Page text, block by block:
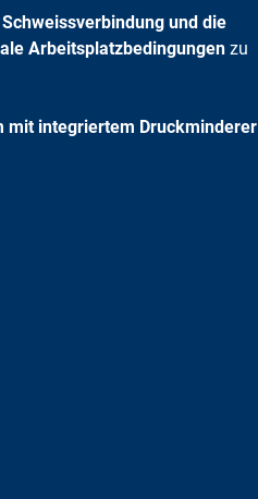
und die
Arbeitsplatzbedingungen zu
mit integriertem Druckminderer